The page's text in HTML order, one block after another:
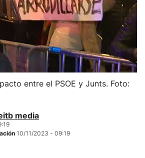
entre el PSOE y Junts. Foto:
media
10/11/2023 - 09:19